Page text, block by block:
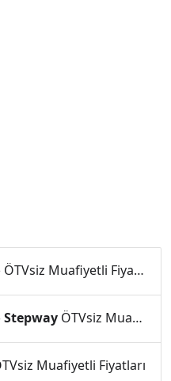
ÖTVsiz Muafiyetli Fiyatları
Stepway ÖTVsiz Muafiyetli Fiyatları
Muafiyetli Fiyatları